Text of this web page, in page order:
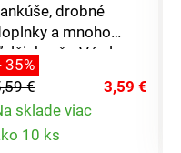
drobné
a mnoho
čo Vás len
Z tohto čisto
materiálu
kvetinovým vzorom
veľa krásnych
35%
€
3,59 €
sklade viac
10 ks